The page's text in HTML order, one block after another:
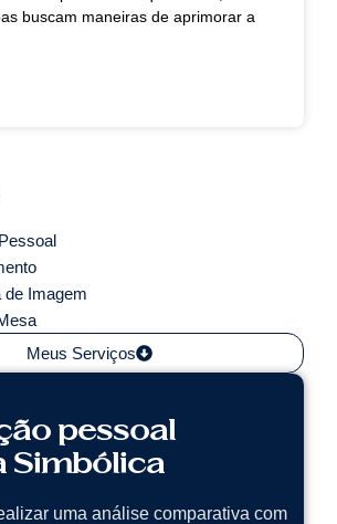
buscam maneiras de aprimorar a
de Imagem
Meus Serviços
pessoal
Simbólica
uma análise comparativa com